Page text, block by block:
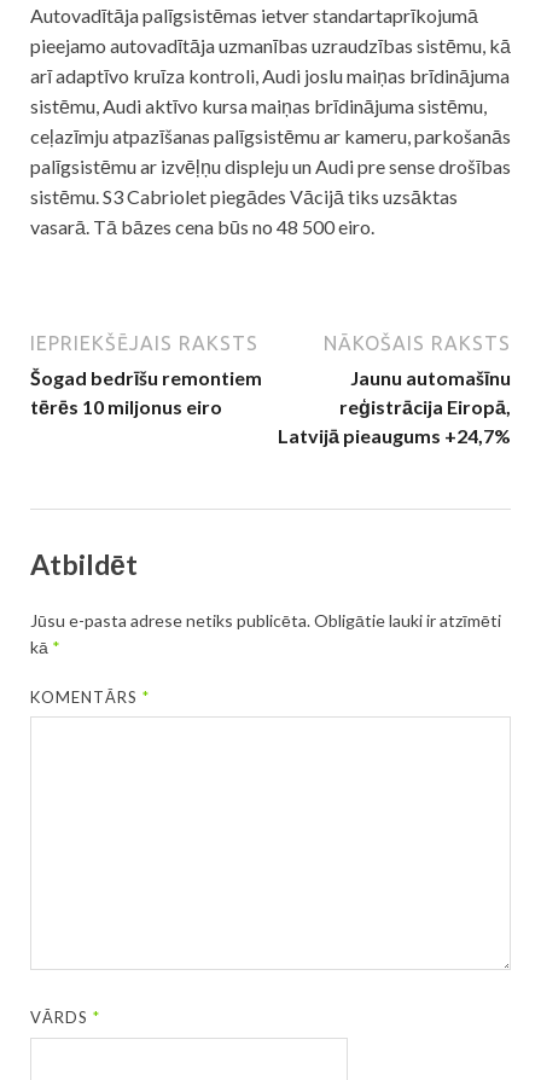
Autovadītāja palīgsistēmas ietver standartaprīkojumā
pieejamo autovadītāja uzmanības uzraudzības sistēmu, kā
arī adaptīvo kruīza kontroli, Audi joslu maiņas brīdinājuma
sistēmu, Audi aktīvo kursa maiņas brīdinājuma sistēmu,
ceļazīmju atpazīšanas palīgsistēmu ar kameru, parkošanās
palīgsistēmu ar izvēļņu displeju un Audi pre sense drošības
sistēmu. S3 Cabriolet piegādes Vācijā tiks uzsāktas
vasarā. Tā bāzes cena būs no 48 500 eiro.
IEPRIEKŠĒJAIS RAKSTS
Šogad bedrīšu remontiem
tērēs 10 miljonus eiro
NĀKOŠAIS RAKSTS
Jaunu automašīnu
reģistrācija Eiropā,
Latvijā pieaugums +24,7%
Atbildēt
Jūsu e-pasta adrese netiks publicēta.Obligātie lauki ir atzīmēti
kā *
KOMENTĀRS*
VĀRDS*